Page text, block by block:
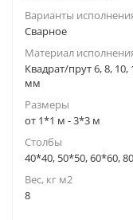
Варианты
Cварное
Материал
Квадрат/прут 6, 8,
мм
Размеры
от 1*1 м - 3*3 м
Столбы
40*40, 50*50, 60*60,
Вес, кг м2
8